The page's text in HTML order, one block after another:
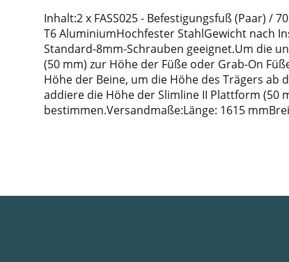
Inhalt:2 x FASS025 - Befestigungsfuß (Paar) /
T6 AluminiumHochfester StahlGewicht nach
Standard-8mm-Schrauben geeignet.Um die
(50 mm) zur Höhe der Füße oder Grab-On
Höhe der Beine, um die Höhe des Trägers ab
addiere die Höhe der Slimline II Plattform (50
bestimmen.Versandmaße:Länge: 1615